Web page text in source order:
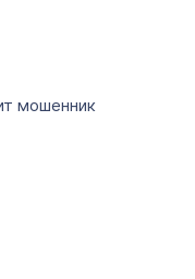
мошенник